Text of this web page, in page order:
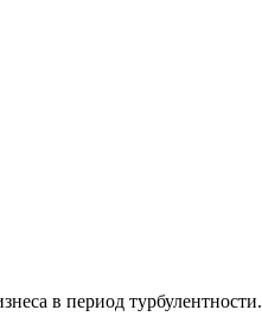
в период турбулентности.